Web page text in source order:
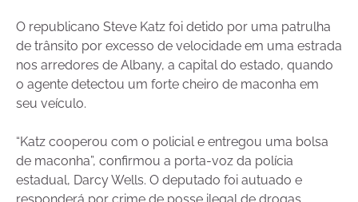
O republicano Steve Katz foi detido por uma patrulha
de trânsito por excesso de velocidade em uma estrada
nos arredores de Albany, a capital do estado, quando
o agente detectou um forte cheiro de maconha em
seu veículo.
“Katz cooperou com o policial e entregou uma bolsa
de maconha”, confirmou a porta-voz da polícia
estadual, Darcy Wells. O deputado foi autuado e